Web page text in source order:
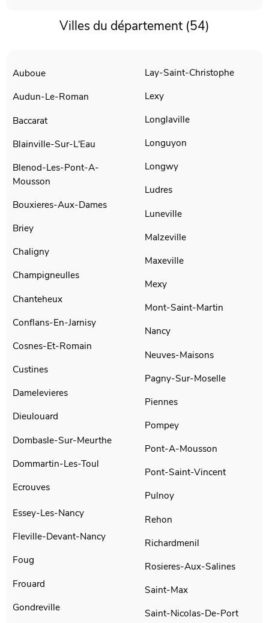
Villes du département (54)
Auboue
Audun-Le-Roman
Baccarat
Blainville-Sur-L'Eau
Blenod-Les-Pont-A-
Mousson
Bouxieres-Aux-Dames
Briey
Chaligny
Champigneulles
Chanteheux
Conflans-En-Jarnisy
Cosnes-Et-Romain
Custines
Damelevieres
Dieulouard
Dombasle-Sur-Meurthe
Dommartin-Les-Toul
Ecrouves
Essey-Les-Nancy
Fleville-Devant-Nancy
Foug
Frouard
Gondreville
Lay-Saint-Christophe
Lexy
Longlaville
Longuyon
Longwy
Ludres
Luneville
Malzeville
Maxeville
Mexy
Mont-Saint-Martin
Nancy
Neuves-Maisons
Pagny-Sur-Moselle
Piennes
Pompey
Pont-A-Mousson
Pont-Saint-Vincent
Pulnoy
Rehon
Richardmenil
Rosieres-Aux-Salines
Saint-Max
Saint-Nicolas-De-Port